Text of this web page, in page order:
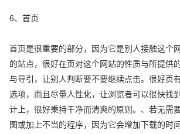
6、首页
首页是很重要的部分，因为它是别人接触这个
的站点，很好在页对这个网站的性质与所提供
与导引，让别人判断要不要继续点击。很好页
选项，而且尽量人性化，让浏览者可以很快找
计上，很好秉持干净而清爽的原则。、若无需
图或加上不当的程序，因为它会增加下载的时